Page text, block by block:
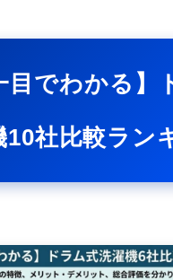
目でわかる】
10社比較ラン